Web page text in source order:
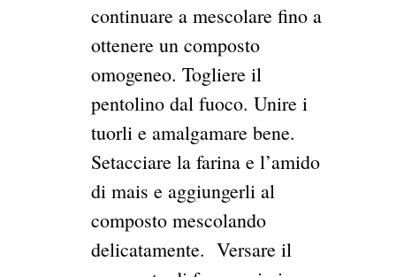
continuare a mescolare fino a
ottenere un composto
omogeneo. Togliere il
pentolino dal fuoco. Unire i
tuorli e amalgamare bene.
Setacciare la farina e l’amido
di mais e aggiungerli al
composto mescolando
delicatamente. Versare il